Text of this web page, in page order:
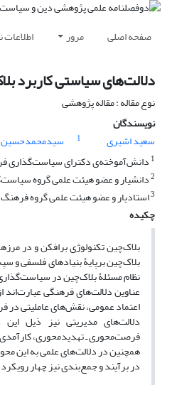
صفحه اصلی مرور
دلالت‌های سیاستی کاربرد
نوع مقاله : مقاله پژوهشی
نویسندگان
سعید اشیری
1 سیدمحمدحسین
1 دانش‌آموخته‌ی دکترای سیاست‌گذاری
2دانشیار و عضو هیئت علمی گروه
3استادیار و عضو هیئت علمی گروه فرهنگ
چکیده
بلاک‌چین تکنولوژی برافکن و در
بلاک‌چین برپایۀ بنیادهای فلسفی و
نظام مسئلۀ بلاک‌چین در
عناوین دلالت‌های فرهنگی
اعتماد عمومی، نقش‌های عاملیتی در
دلالت‌های مدیریتی نیز ذیل این
فرصت‌محوری‌ ـ تهدیدمحوری،
همچنین در دلالت‌های علمی به این
در برآیند و جمع‌بندی نیز چهار